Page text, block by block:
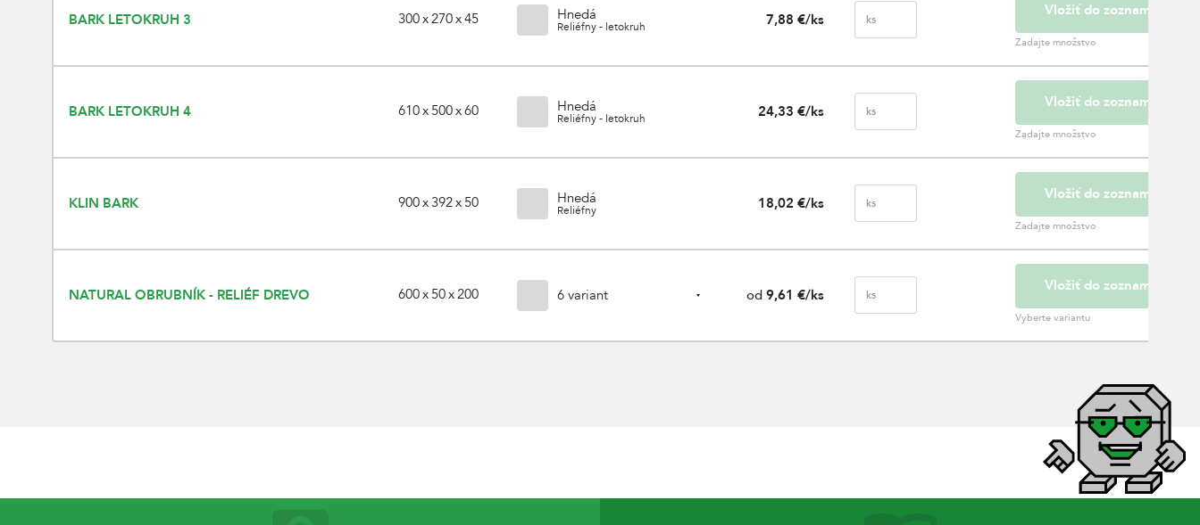
BARK LETOKRUH 3 300 x 270 x 45 Hnedá
Reliéfny - letokruh 7,88 €/ks ks
Vložiť do zoznamu
Zadajte množstvo
BARK LETOKRUH 4 610 x 500 x 60 Hnedá
Reliéfny - letokruh 24,33 €/ks ks
Vložiť do zoznamu
Zadajte množstvo
KLIN BARK 900 x 392 x 50 Hnedá
Reliéfny 18,02 €/ks ks
Vložiť do zoznamu
Zadajte množstvo
NATURAL OBRUBNÍK - RELIÉF DREVO 600 x 50 x 200 6 variant od 9,61 €/ks ks
Vložiť do zoznamu
Vyberte variantu